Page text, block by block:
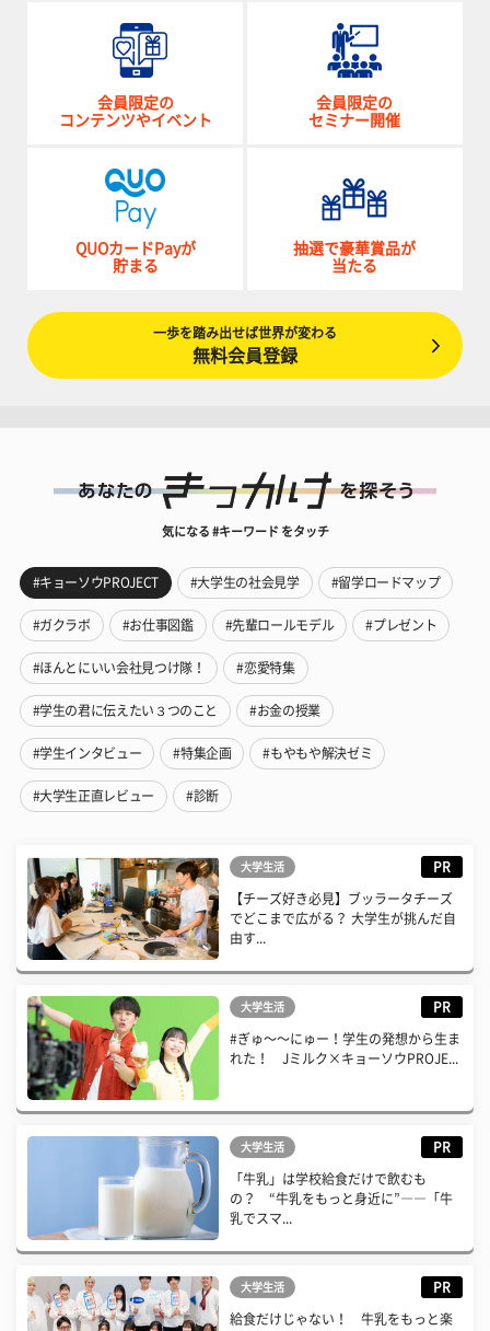
会員限定の
コンテンツやイベント
会員限定の
セミナー開催
QUOカードPayが
貯まる
抽選で豪華賞品が
当たる
一歩を踏み出せば世界が変わる
無料会員登録
気になる #キーワード をタッチ
#キョーソウPROJECT #大学生の社会見学 #留学ロードマップ
#ガクラボ #お仕事図鑑 #先輩ロールモデル #プレゼント
#ほんとにいい会社見つけ隊！ #恋愛特集
#学生の君に伝えたい３つのこと #お金の授業
#学生インタビュー #特集企画 #もやもや解決ゼミ
#大学生正直レビュー #診断
大学生活 PR
【チーズ好き必見】ブッラータチーズ
でどこまで広がる？ 大学生が挑んだ自
由す...
大学生活 PR
#ぎゅ〜〜にゅー！学生の発想から生ま
れた！ Jミルク×キョーソウPROJE...
大学生活 PR
「牛乳」は学校給食だけで飲むも
の？ “牛乳をもっと身近に”――「牛
乳でスマ...
大学生活 PR
給食だけじゃない！ 牛乳をもっと楽